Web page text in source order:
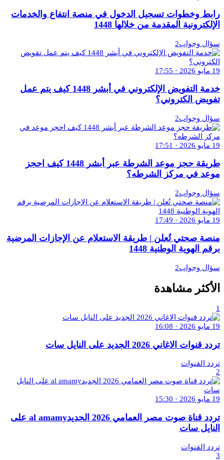
رابط وخطوات تسجيل الدخول في منصة انتفاع والخدمات
الإلكترونية المقدمة من خلالها 1448
سؤال وجواب2
19 مايو 2026 · 17:55
خدمة التفويض الإلكتروني في أبشر 1448 كيف يتم عمل
تفويض الكتروني؟
سؤال وجواب2
19 مايو 2026 · 17:51
طريقة حجز موعد الشرطة عبر أبشر 1448 كيف احجز
موعد في مركز الشرطه؟
سؤال وجواب2
19 مايو 2026 · 17:49
منصة صحتي تُعلن | طريقة الاستعلام عن الإجازات المرضية
برقم الهوية الوطنية 1448
سؤال وجواب2
الأكثر مشاهدة
1
19 مايو 2026 · 16:08
تردد قنوات الاغاني 2026 الجديد على النايل سات
تردد القنوات
2
19 مايو 2026 · 15:30
تردد قناة صوت مصر العمامي 2026 الجديدal amamy على
النايل سات
تردد القنوات
3